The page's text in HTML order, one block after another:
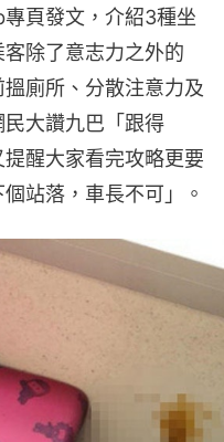
頁發文，介紹3種坐
除了意志力之外的
搵廁所、分散注意力及
大讚九巴「跟得
醒大家看完攻略更要
站落，車長不可」。